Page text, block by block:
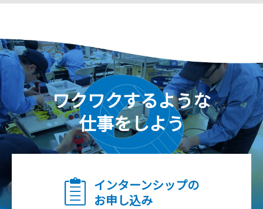
ワクワクするような
仕事をしよう
インターンシップの
お申し込み